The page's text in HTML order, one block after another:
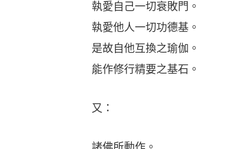
執愛自己一切衰敗門。
執愛他人一切功德基。
是故自他互換之瑜伽。
能作修行精要之基石。
又：